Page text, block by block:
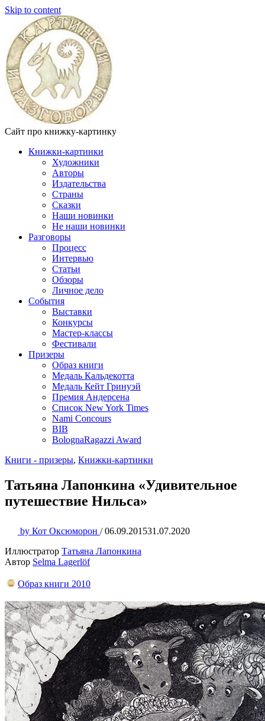
Skip to content
Сайт про книжку-картинку
Книжки-картинки
Художники
Авторы
Издательства
Страны
Сказки
Наши новинки
Не наши новинки
Разговоры
Процесс
Интервью
Статьи
Обзоры
Личное дело
События
Выставки
Конкурсы
Мастер-классы
Фестивали
Призеры
Образ книги
Медаль Кальдекотта
Медаль Кейт Гринуэй
Премия Андерсена
Список New York Times
Nami Concours
BIB
BolognaRagazzi Award
Книги - призеры, Книжки-картинки
Татьяна Лапонкина «Удивительное
путешествие Нильса»
by Кот Оксюморон / 06.09.201531.07.2020
Иллюстратор Татьяна Лапонкина
Автор Selma Lagerlöf
Образ книги 2010